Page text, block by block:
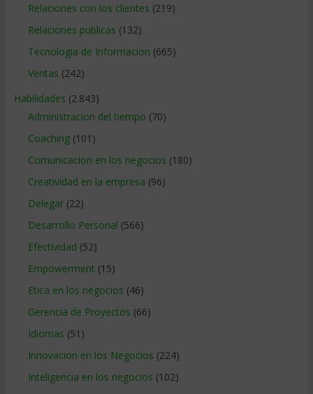
Relaciones con los clientes (219)
Relaciones publicas (132)
Tecnologia de Informacion (665)
Ventas (242)
Habilidades (2.843)
Administracion del tiempo (70)
Coaching(101)
Comunicacion en los negocios (180)
Creatividad en la empresa (96)
Delegar(22)
Desarrollo Personal (566)
Efectividad (52)
Empowerment (15)
Etica en los negocios (46)
Gerencia de Proyectos (66)
Idiomas (51)
Innovacion en los Negocios (224)
Inteligencia en los negocios (102)